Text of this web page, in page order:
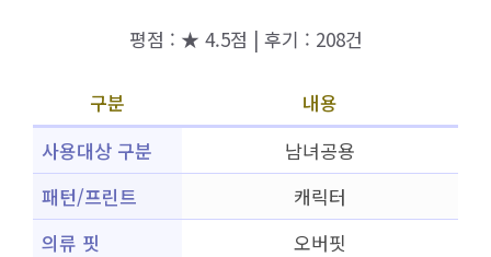
평점 : ★ 4.5점 | 후기 : 208건
구분
내용
사용대상 구분
남녀공용
패턴/프린트
캐릭터
의류 핏
오버핏